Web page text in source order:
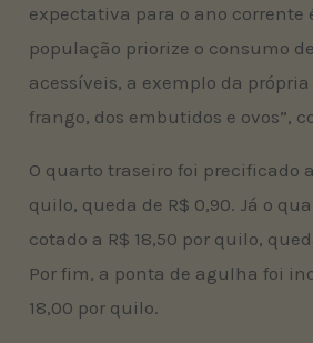
expectativa para o ano corrente
população priorize o consumo
acessíveis, a exemplo da
frango, dos embutidos e ovos”,
O quarto traseiro foi precificado
quilo, queda de R$ 0,90. Já o
cotado a R$ 18,50 por quilo,
Por fim, a ponta de agulha foi
18,00 por quilo.